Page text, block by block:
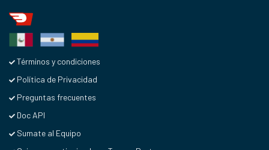
Términos y condiciones
Política de Privacidad
Preguntas frecuentes
Doc API
Sumate al Equipo